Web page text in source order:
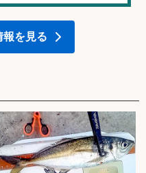
報を見る